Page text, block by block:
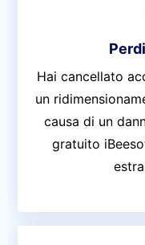
Hai cancellato
un
causa di un
gratuito